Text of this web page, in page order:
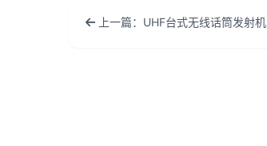
上一篇：UHF台式无线话筒发射机